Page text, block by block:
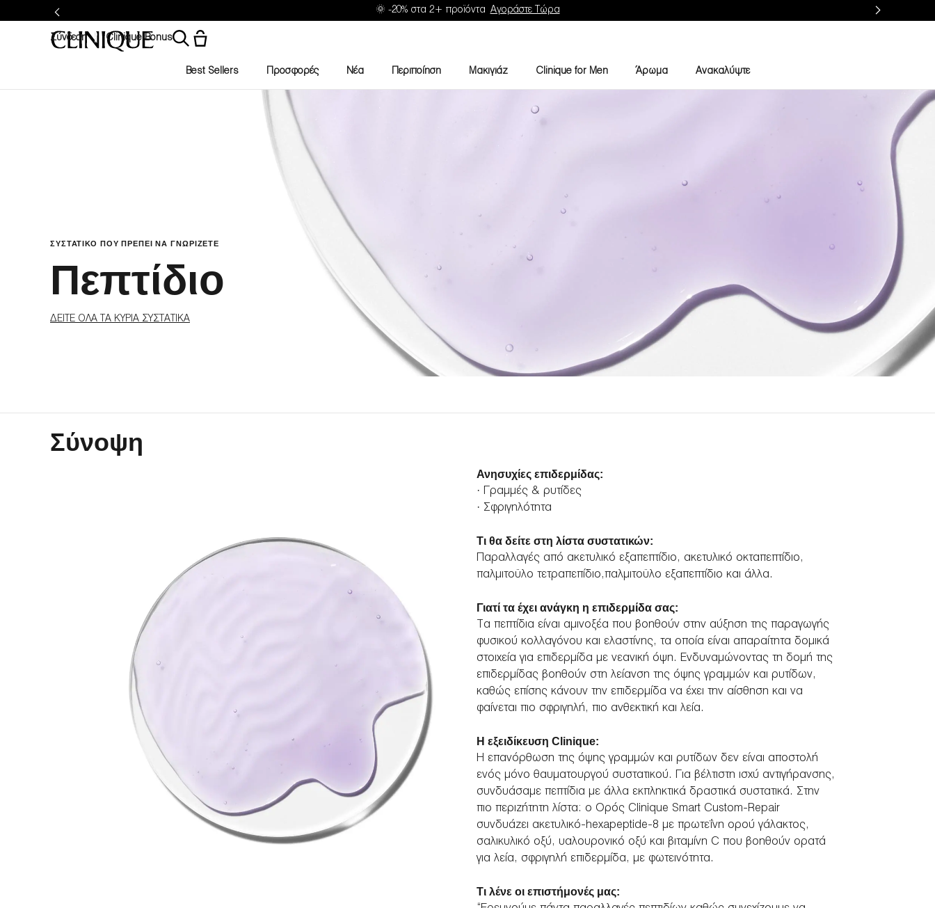
🌞 -20% στα 2+ προϊόντα Αγοράστε Τώρα
Σύνδεση Clinique Bonus
Best Sellers Προσφορές Νέα Περιποίηση Μακιγιάζ Clinique for Men Άρωμα Ανακαλύψτε
ΣΥΣΤΑΤΙΚΟ ΠΟΥ ΠΡΕΠΕΙ ΝΑ ΓΝΩΡΙΖΕΤΕ
Πεπτίδιο
ΔΕΊΤΕ ΌΛΑ ΤΑ ΚΎΡΙΑ ΣΥΣΤΑΤΙΚΆ
Σύνοψη
Ανησυχίες επιδερμίδας:
· Γραμμές & ρυτίδες
· Σφριγηλότητα
Τι θα δείτε στη λίστα συστατικών:
Παραλλαγές από ακετυλικό εξαπεπτίδιο, ακετυλικό οκταπεπτίδιο,
παλμιτοϋλο τετραπεπίδιο,παλμιτοϋλο εξαπεπτίδιο και άλλα.
Γιατί τα έχει ανάγκη η επιδερμίδα σας:
Τα πεπτίδια είναι αμινοξέα που βοηθούν στην αύξηση της παραγωγής
φυσικού κολλαγόνου και ελαστίνης, τα οποία είναι απαραίτητα δομικά
στοιχεία για επιδερμίδα με νεανική όψη. Ενδυναμώνοντας τη δομή της
επιδερμίδας βοηθούν στη λείανση της όψης γραμμών και ρυτίδων,
καθώς επίσης κάνουν την επιδερμίδα να έχει την αίσθηση και να
φαίνεται πιο σφριγηλή, πιο ανθεκτική και λεία.
Η εξειδίκευση Clinique:
Η επανόρθωση της όψης γραμμών και ρυτίδων δεν είναι αποστολή
ενός μόνο θαυματουργού συστατικού. Για βέλτιστη ισχύ αντιγήρανσης,
συνδυάσαμε πεπτίδια με άλλα εκπληκτικά δραστικά συστατικά. Στην
πιο περιζήτητη λίστα: ο Ορός Clinique Smart Custom-Repair
συνδυάζει ακετυλικό-hexapeptide-8 με πρωτεΐνη ορού γάλακτος,
σαλικυλικό οξύ, υαλουρονικό οξύ και βιταμίνη C που βοηθούν ορατά
για λεία, σφριγηλή επιδερμίδα, με φωτεινότητα.
Τι λένε οι επιστήμονές μας: